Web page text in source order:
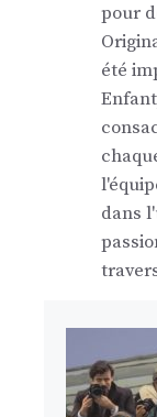
pour
été
dans